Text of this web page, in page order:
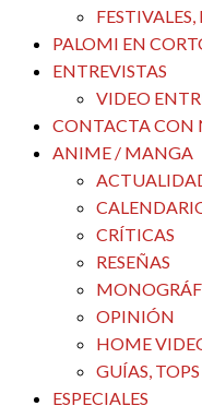
PALOMI EN
ENTREVISTAS
VIDEO
CONTACTA CON
ANIME / MANGA
CRÍTICAS
RESEÑAS
OPINIÓN
HOME
GUÍAS,
ESPECIALES